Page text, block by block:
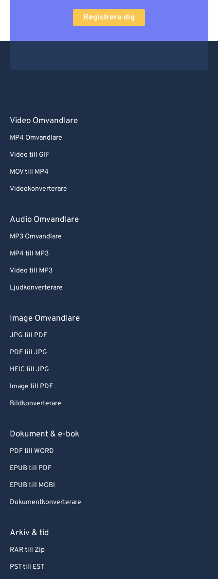
Registrera dig
Video Omvandlare
MP4 Omvandlare
Video till GIF
MOV till MP4
Videokonverterare
Audio Omvandlare
MP3 Omvandlare
MP4 till MP3
Video till MP3
Ljudkonverterare
Image Omvandlare
JPG till PDF
PDF till JPG
HEIC till JPG
Image till PDF
Bildkonverterare
Dokument & e-bok
PDF till WORD
EPUB till PDF
EPUB till MOBI
Dokumentkonverterare
Arkiv & tid
RAR till Zip
PST till EST